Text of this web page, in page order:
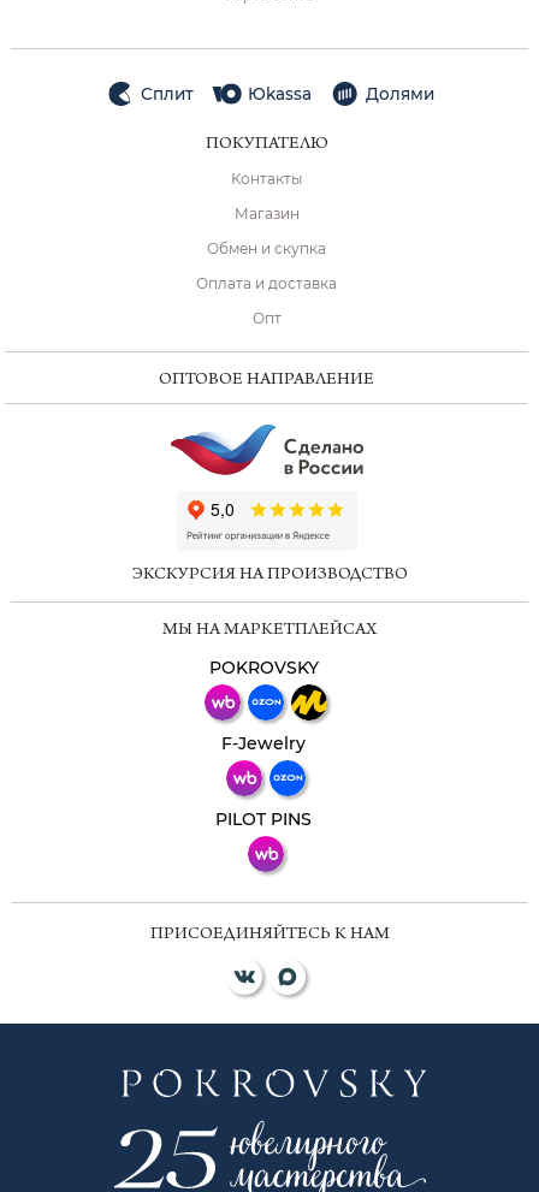
Сплит Юkassa Долями
ПОКУПАТЕЛЮ
Контакты
Магазин
Обмен и скупка
Оплата и доставка
Опт
ОПТОВОЕ НАПРАВЛЕНИЕ
ЭКСКУРСИЯ НА ПРОИЗВОДСТВО
МЫ НА МАРКЕТПЛЕЙСАХ
POKROVSKY
F-Jewelry
PILOT PINS
ПРИСОЕДИНЯЙТЕСЬ К НАМ